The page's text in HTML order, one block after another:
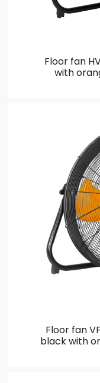
Floor fan
with
Floor fan
black with